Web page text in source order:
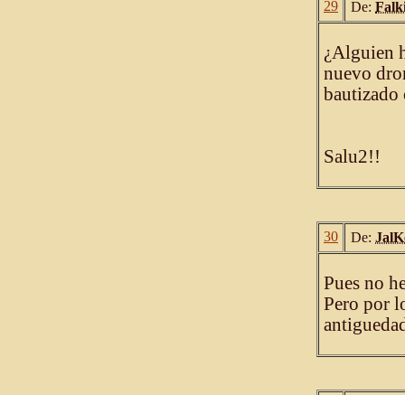
29 De:
¿Alguien
nuevo
bautizado
Salu2!!
30 De:
Pues no
Pero por